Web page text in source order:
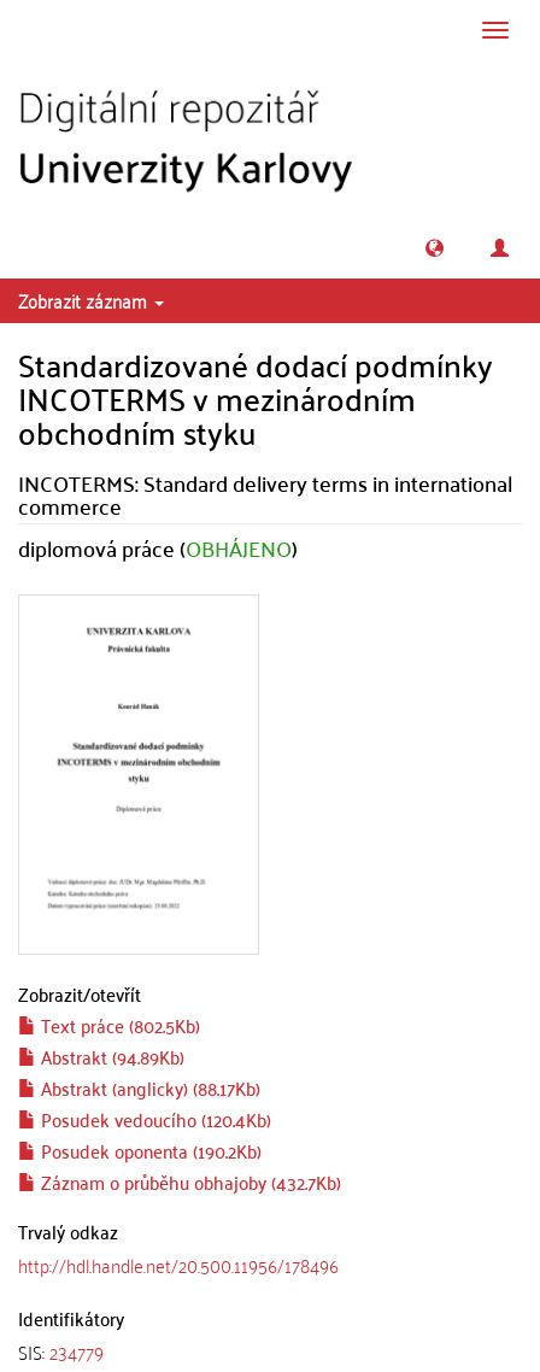
Zobrazit záznam
Standardizované dodací podmínky
INCOTERMS v mezinárodním
obchodním styku
INCOTERMS: Standard delivery terms in international
commerce
diplomová práce (OBHÁJENO)
Zobrazit/otevřít
Text práce (802.5Kb)
Abstrakt (94.89Kb)
Abstrakt (anglicky) (88.17Kb)
Posudek vedoucího (120.4Kb)
Posudek oponenta (190.2Kb)
Záznam o průběhu obhajoby (432.7Kb)
Trvalý odkaz
http://hdl.handle.net/20.500.11956/178496
Identifikátory
SIS:234779